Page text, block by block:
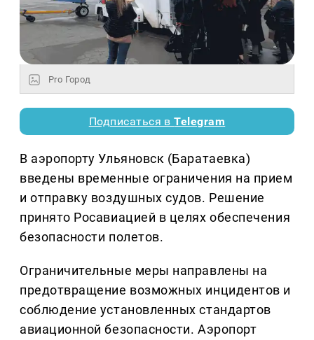
Pro Город
Подписаться вTelegram
В аэропорту Ульяновск (Баратаевка)
введены временные ограничения на прием
и отправку воздушных судов. Решение
принято Росавиацией в целях обеспечения
безопасности полетов.
Ограничительные меры направлены на
предотвращение возможных инцидентов и
соблюдение установленных стандартов
авиационной безопасности. Аэропорт